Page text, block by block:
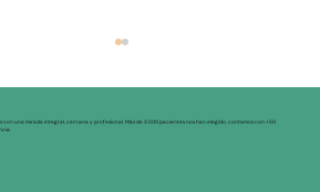
una mirada integral, cercana y profesional. Más de 3.500 pacientes nos han elegido, contamos con +50